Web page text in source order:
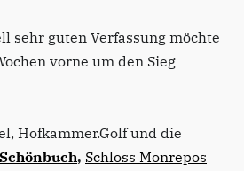
sehr guten Verfassung möchte
vorne um den Sieg
Hofkammer.Golf und die
Schönbuch, Schloss Monrepos